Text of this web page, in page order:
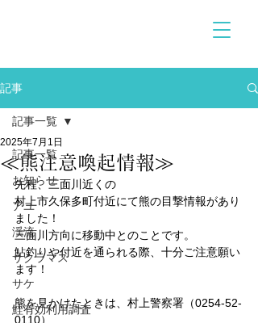
記事
記事一覧
お知らせ
アユ
渓流
サクラマス
サケ
鮭有効利用調査
記事一覧
≪熊注意喚起情報≫
2025年7月1日
先程、三面川近くの
村上市久保多町付近にて熊の目撃情報があり
ました！
三面川方向に移動中とのことです。
鮎釣りや付近を通られる際、十分ご注意願い
ます！
熊を見かけたときは、村上警察署（0254-52-
0110）